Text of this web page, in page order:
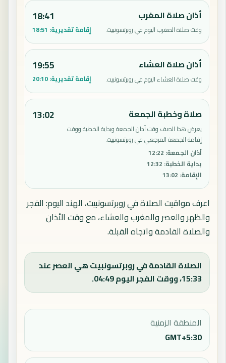
أذان صلاة المغرب
وقت صلاة المغرب اليوم في روبرتسونبيت.
18:41
إقامة تقديرية: 18:51
أذان صلاة العشاء
وقت صلاة العشاء اليوم في روبرتسونبيت.
19:55
إقامة تقديرية:20:10
صلاة وخطبة الجمعة
يعرض هذا الصف وقت أذان الجمعة وبداية الخطبة ووقت
إقامة الجمعة المرجعي في روبرتسونبيت.
أذان الجمعة:
12:22
بداية الخطبة:
12:32
الإقامة:
13:02
13:02
اعرف مواقيت الصلاة في روبرتسونبيت، الهند اليوم: الفجر
والظهر والعصر والمغرب والعشاء، مع وقت الأذان
والصلاة القادمة واتجاه القبلة.
الصلاة القادمة في روبرتسونبيت هي العصر عند
15:33، ووقت الفجر اليوم 04:49.
المنطقة الزمنية
GMT+5:30